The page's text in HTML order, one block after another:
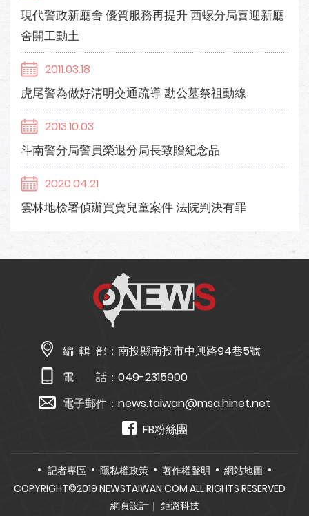
現代警政新廳舍 優質服務再提升 西螺分局喜迎新廳
舍開工動土
2011.03.18
虎尾警為做好清明交通疏導 勘公墓祭祖動線
2013.10.03
斗南警分局警員榮退分局長致贈紀念品
2020.04.21
雲林地檢署偵辦買賣兒童案件 法院判決有罪
編 輯 部： 南投縣南投市中興路94巷5號
電 話： 049-2315900
電子郵件： news.taiwan@msa.hinet.net
FB粉絲團
記者專區 隱私權政策 著作權聲明
網站地圖
COPYRIGHT©2019 NEWSTAIWAN.COM ALL RIGHTS RESERVED
網頁設計｜ 鉅潞科技